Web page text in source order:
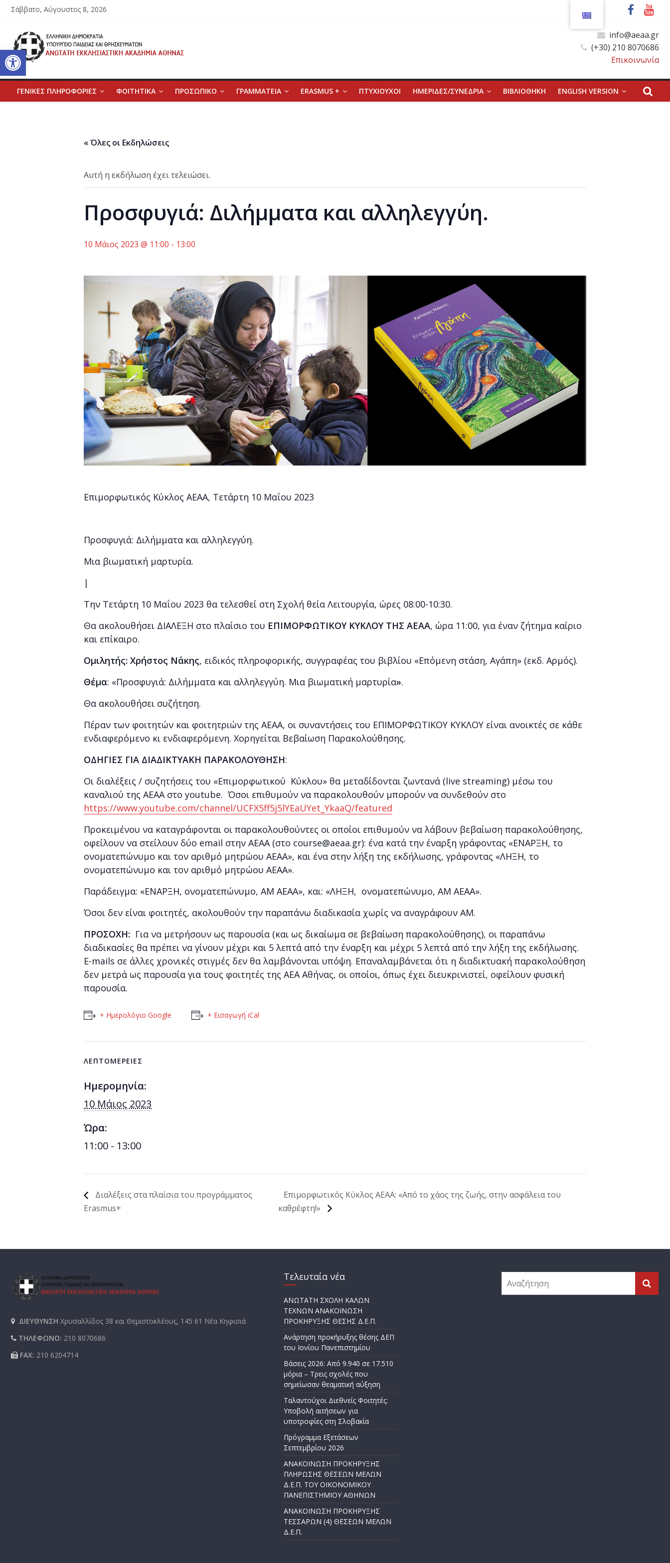
Ανοίξτε τη γραμμή εργαλείων
Μετάβαση
περιεχόμενο
Σάββατο, Αύγουστος 8, 2026
Ανώτατη
Εκκλησιαστική
Ακαδημία
info@aeaa.gr
(+30) 210 8070686
Επικοινωνία
ΓΕΝΙΚΕΣ ΠΛΗΡΟΦΟΡΙΕΣ ΦΟΙΤΗΤΙΚΑ ΠΡΟΣΩΠΙΚΟ ΓΡΑΜΜΑΤΕΙΑ ERASMUS + ΠΤΥΧΙΟΥΧΟΙ ΗΜΕΡΙΔΕΣ/ΣΥΝΕΔΡΙΑ ΒΙΒΛΙΟΘΗΚΗ ENGLISH VERSION
« Όλες οι Εκδηλώσεις
Αυτή η εκδήλωση έχει τελειώσει.
Προσφυγιά: Διλήμματα και αλληλεγγύη.
10 Μάιος 2023 @ 11:00 - 13:00
Επιμορφωτικός Κύκλος ΑΕΑΑ, Τετάρτη 10 Μαΐου 2023
Προσφυγιά: Διλήμματα και αλληλεγγύη.
Μια βιωματική μαρτυρία.
|
Την Τετάρτη 10 Μαΐου 2023 θα τελεσθεί στη Σχολή θεία Λειτουργία, ώρες 08:00-10:30.
Θα ακολουθήσει ΔΙΑΛΕΞΗ στο πλαίσιο του ΕΠΙΜΟΡΦΩΤΙΚΟΥ ΚΥΚΛΟΥ ΤΗΣ ΑΕΑΑ, ώρα 11:00, για έναν ζήτημα καίριο
και επίκαιρο.
Ομιλητής: Χρήστος Νάκης, ειδικός πληροφορικής, συγγραφέας του βιβλίου «Επόμενη στάση, Αγάπη» (εκδ. Αρμός).
Θέμα: «Προσφυγιά: Διλήμματα και αλληλεγγύη. Μια βιωματική μαρτυρία».
Θα ακολουθήσει συζήτηση.
Πέραν των φοιτητών και φοιτητριών της ΑΕΑΑ, οι συναντήσεις του ΕΠΙΜΟΡΦΩΤΙΚΟΥ ΚΥΚΛΟΥ είναι ανοικτές σε κάθε
ενδιαφερόμενο κι ενδιαφερόμενη. Χορηγείται Βεβαίωση Παρακολούθησης.
ΟΔΗΓΙΕΣ ΓΙΑ ΔΙΑΔΙΚΤΥΑΚΗ ΠΑΡΑΚΟΛΟΥΘΗΣΗ:
Οι διαλέξεις / συζητήσεις του «Επιμορφωτικού Κύκλου» θα μεταδίδονται ζωντανά (live streaming) μέσω του
καναλιού της ΑΕΑΑ στο youtube. Όσοι επιθυμούν να παρακολουθούν μπορούν να συνδεθούν στο
https://www.youtube.com/channel/UCFX5ff5j5lYEaUYet_YkaaQ/featured
Προκειμένου να καταγράφονται οι παρακολουθούντες οι οποίοι επιθυμούν να λάβουν βεβαίωση παρακολούθησης,
οφείλουν να στείλουν δύο email στην ΑΕΑΑ (στο course@aeaa.gr): ένα κατά την έναρξη γράφοντας «ΕΝΑΡΞΗ, το
ονοματεπώνυμο και τον αριθμό μητρώου ΑΕΑΑ», και ένα στην λήξη της εκδήλωσης, γράφοντας «ΛΗΞΗ, το
ονοματεπώνυμο και τον αριθμό μητρώου ΑΕΑΑ».
Παράδειγμα: «ΕΝΑΡΞΗ, ονοματεπώνυμο, ΑΜ ΑΕΑΑ», και: «ΛΗΞΗ, ονοματεπώνυμο, ΑΜ ΑΕΑΑ».
Όσοι δεν είναι φοιτητές, ακολουθούν την παραπάνω διαδικασία χωρίς να αναγράφουν ΑΜ.
ΠΡΟΣΟΧΗ: Για να μετρήσουν ως παρουσία (και ως δικαίωμα σε βεβαίωση παρακολούθησης), οι παραπάνω
διαδικασίες θα πρέπει να γίνουν μέχρι και 5 λεπτά από την έναρξη και μέχρι 5 λεπτά από την λήξη της εκδήλωσης.
E-mails σε άλλες χρονικές στιγμές δεν θα λαμβάνονται υπόψη. Επαναλαμβάνεται ότι η διαδικτυακή παρακολούθηση
δεν μετρά ως παρουσία για τους φοιτητές της ΑΕΑ Αθήνας, οι οποίοι, όπως έχει διευκρινιστεί, οφείλουν φυσική
παρουσία.
+ Ημερολόγιο Google + Εισαγωγή iCal
ΛΕΠΤΟΜΈΡΕΙΕΣ
Ημερομηνία:
10 Μάιος 2023
Ώρα:
11:00 - 13:00
Διαλέξεις στα πλαίσια του προγράμματος
Erasmus+
Επιμορφωτικός Κύκλος ΑΕΑΑ: «Από το χάος της ζωής, στην ασφάλεια του
καθρέφτη!»
ΔΙΕΥΘΥΝΣΗ Χρυσαλλίδος 38 και Θεμιστοκλέους, 145 61 Νέα Κηφισιά
ΤΗΛΕΦΩΝΟ: 210 8070686
FAX: 210 6204714
Τελευταία νέα
ΑΝΩΤΑΤΗ ΣΧΟΛΗ ΚΑΛΩΝ
ΤΕΧΝΩΝ ΑΝΑΚΟΙΝΩΣΗ
ΠΡΟΚΗΡΥΞΗΣ ΘΕΣΗΣ Δ.Ε.Π.
Ανάρτηση προκήρυξης θέσης ΔΕΠ
του Ιονίου Πανεπιστημίου
Βάσεις 2026: Από 9.940 σε 17.510
μόρια – Τρεις σχολές που
σημείωσαν θεαματική αύξηση
Ταλαντούχοι Διεθνείς Φοιτητές:
Υποβολή αιτήσεων για
υποτροφίες στη Σλοβακία
Πρόγραμμα Εξετάσεων
Σεπτεμβρίου 2026
ΑΝΑΚΟΙΝΩΣΗ ΠΡΟΚΗΡΥΞΗΣ
ΠΛΗΡΩΣΗΣ ΘΕΣΕΩΝ ΜΕΛΩΝ
Δ.Ε.Π. ΤΟΥ ΟΙΚΟΝΟΜΙΚΟΥ
ΠΑΝΕΠΙΣΤΗΜΙΟΥ ΑΘΗΝΩΝ
ΑΝΑΚΟΙΝΩΣΗ ΠΡΟΚΗΡΥΞΗΣ
ΤΕΣΣΑΡΩΝ (4) ΘΕΣΕΩΝ ΜΕΛΩΝ
Δ.Ε.Π.